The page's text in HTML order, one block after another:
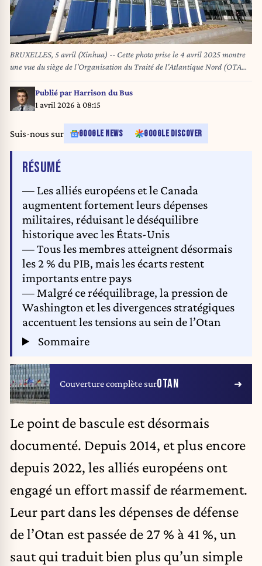
BRUXELLES, 5 avril (Xinhua) -- Cette photo prise le 4 avril 2025 montre
une vue du siège de l'Organisation du Traité de l'Atlantique Nord (OTAN)
à Bruxelles, en Belgique. (Xinhua/Zhao Dingzhe)
Publié parHarrison du Bus
1 avril 2026 à 08:15
Suis-nous sur GOOGLE NEWS GOOGLE DISCOVER
RÉSUMÉDE L'ARTICLE
— Les alliés européens et le Canada
augmentent fortement leurs dépenses
militaires, réduisant le déséquilibre
historique avec les États-Unis
— Tous les membres atteignent désormais
les 2 % du PIB, mais les écarts restent
importants entre pays
— Malgré ce rééquilibrage, la pression de
Washington et les divergences stratégiques
accentuent les tensions au sein de l’Otan
Sommaire
Couverture complète surOTAN
Le point de bascule est désormais
documenté. Depuis 2014, et plus encore
depuis 2022, les alliés européens ont
engagé un effort massif de réarmement.
Leur part dans les dépenses de défense
de l’Otan est passée de 27 % à 41 %, un
saut qui traduit bien plus qu’un simple